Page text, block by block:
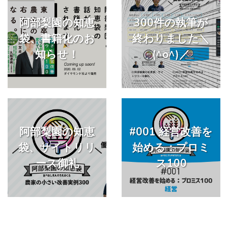
阿部梨園の知恵
袋、書籍化のお
知らせ！
300件の執筆が
終わりました＼
(^o^)／
阿部梨園の知恵
袋、サイトリリ
ース御礼
#001 経営改善を
始める：プロミ
ス100